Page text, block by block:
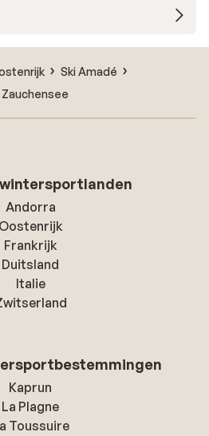
Ski Amadé
Zauchensee
Andorra
Oostenrijk
Frankrijk
Duitsland
Italie
Kaprun
La Plagne
Toussuire